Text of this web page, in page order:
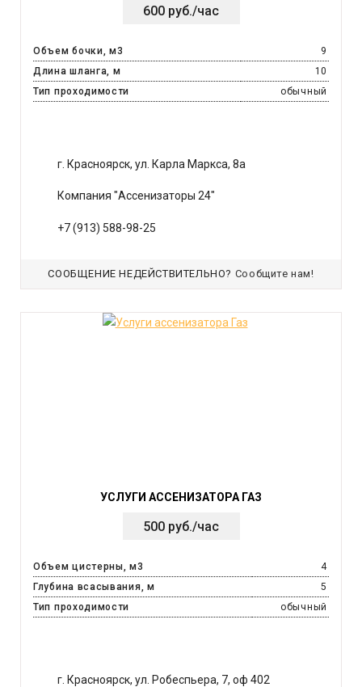
600 руб./час
Объем бочки, м3
9
Длина шланга, м
10
Тип проходимости
обычный
г. Красноярск, ул. Карла Маркса, 8а
Компания "Ассенизаторы 24"
+7 (913) 588-98-25
СООБЩЕНИЕ НЕДЕЙСТВИТЕЛЬНО? Сообщите нам!
УСЛУГИ АССЕНИЗАТОРА ГАЗ
500 руб./час
Объем цистерны, м3
4
Глубина всасывания, м
5
Тип проходимости
обычный
г. Красноярск, ул. Робеспьера, 7, оф 402